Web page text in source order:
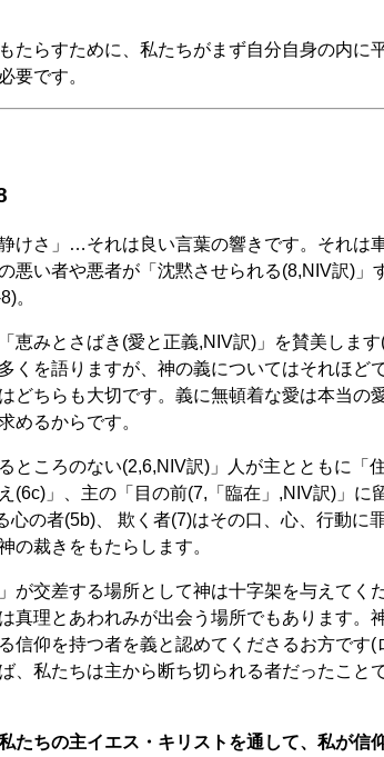
たらすために、私たちがまず自分自身の内に
要です。
静けさ」…それは良い言葉の響きです。それは
悪い者や悪者が「沈黙させられる(8,NIV訳)」
。
恵みとさばき(愛と正義,NIV訳)」を賛美しま
くを語りますが、神の義についてはそれほど
どちらも大切です。義に無頓着な愛は本当の
めるからです。
ところのない(2,6,NIV訳)」人が主とともに「
(6c)」、主の「目の前(7,「臨在」,NIV訳)」に
心の者(5b)、 欺く者(7)はその口、心、行動に
の裁きをもたらします。
」が交差する場所として神は十字架を与えてく
真理とあわれみが出会う場所でもあります。
信仰を持つ者を義と認めてくださるお方です(
、私たちは主から断ち切られる者だったこと
たちの主イエス・キリストを通して、私が信